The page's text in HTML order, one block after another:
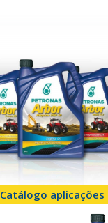
Catálogo aplicações